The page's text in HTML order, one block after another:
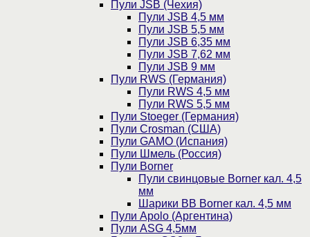
Пули JSB (Чехия)
Пули JSB 4,5 мм
Пули JSB 5,5 мм
Пули JSB 6,35 мм
Пули JSB 7,62 мм
Пули JSB 9 мм
Пули RWS (Германия)
Пули RWS 4,5 мм
Пули RWS 5,5 мм
Пули Stoeger (Германия)
Пули Crosman (США)
Пули GAMO (Испания)
Пули Шмель (Россия)
Пули Borner
Пули свинцовые Borner кал. 4,5
мм
Шарики BB Borner кал. 4,5 мм
Пули Apolo (Аргентина)
Пули ASG 4,5мм